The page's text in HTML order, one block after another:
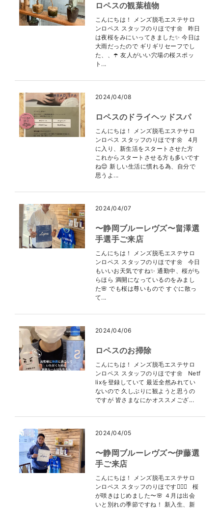
ロペスの観葉植物
こんにちは！ メンズ脱毛エステサロ
ンロペス スタッフのりほです🌼 昨日
は夜桜をみにいってきました✨ 今日は
大雨だったので ギリギリセーフでし
た、、☂️ 友人がいい穴場の桜スポッ
ト...
2024/04/08
ロペスのドライヘッドスパ
こんにちは！ メンズ脱毛エステサロ
ンロペス スタッフのりほです🌼 4月
に入り、新生活をスタートさせた方
これからスタートさせる方も多いです
ね😌 新しい生活に慣れる為、自分で
思うよ...
2024/04/07
〜静岡ブルーレヴズ〜畠澤選
手選手ご来店
こんにちは！ メンズ脱毛エステサロ
ンロペス スタッフのりほです🌼 今日
もいいお天気ですね✨ 通勤中、桜がち
らほら 満開になっているのをみまし
た🌸 でも桜は尊いもので すぐに散っ
て...
2024/04/06
ロペスのお掃除
こんにちは！ メンズ脱毛エステサロ
ンロペス スタッフのりほです🌼 Netf
lixを登録していて 最近全然みれてい
ないので 久しぶりに観ようと思うの
ですが 皆さまなにかオススメござ...
2024/04/05
〜静岡ブルーレヴズ〜伊藤選
手ご来店
こんにちは！ メンズ脱毛エステサロ
ンロペス スタッフのりほです👩🏻‍⚕️ 桜
が咲きはじめました〜🌸 ４月は出会
いと別れの季節ですね！ 新入生、新